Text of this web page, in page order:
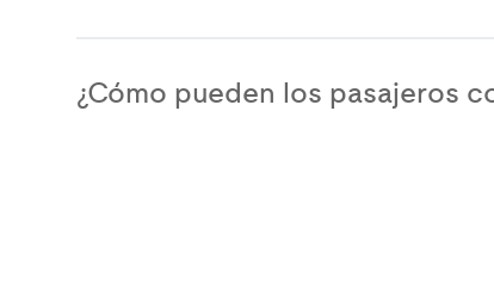
¿Cómo pueden los pasajeros